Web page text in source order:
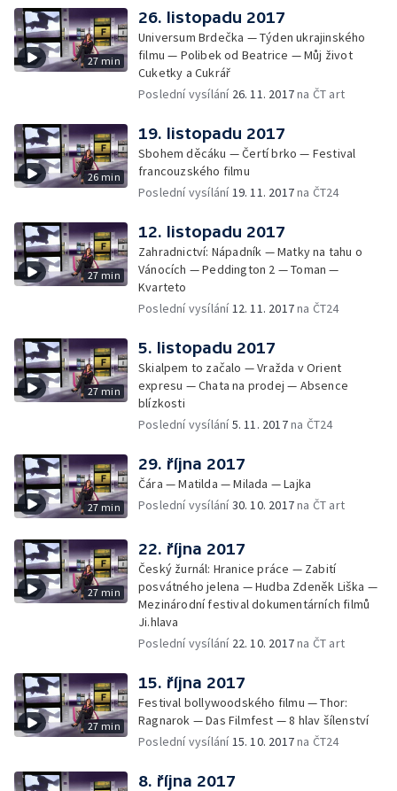
27 min
26. listopadu 2017
Universum Brdečka — Týden ukrajinského
filmu — Polibek od Beatrice — Můj život
Cuketky a Cukrář
Poslední vysílání 26. 11. 2017na ČT art
26 min
19. listopadu 2017
Sbohem děcáku — Čertí brko — Festival
francouzského filmu
Poslední vysílání 19. 11. 2017na ČT24
27 min
12. listopadu 2017
Zahradnictví: Nápadník — Matky na tahu o
Vánocích — Peddington 2 — Toman —
Kvarteto
Poslední vysílání 12. 11. 2017na ČT24
27 min
5. listopadu 2017
Skialpem to začalo — Vražda v Orient
expresu — Chata na prodej — Absence
blízkosti
Poslední vysílání5. 11. 2017na ČT24
27 min
29. října 2017
Čára — Matilda — Milada — Lajka
Poslední vysílání30. 10. 2017na ČT art
27 min
22. října 2017
Český žurnál: Hranice práce — Zabití
posvátného jelena — Hudba Zdeněk Liška —
Mezinárodní festival dokumentárních filmů
Ji.hlava
Poslední vysílání 22. 10. 2017na ČT art
27 min
15. října 2017
Festival bollywoodského filmu — Thor:
Ragnarok — Das Filmfest — 8 hlav šílenství
Poslední vysílání 15. 10. 2017na ČT24
8. října 2017